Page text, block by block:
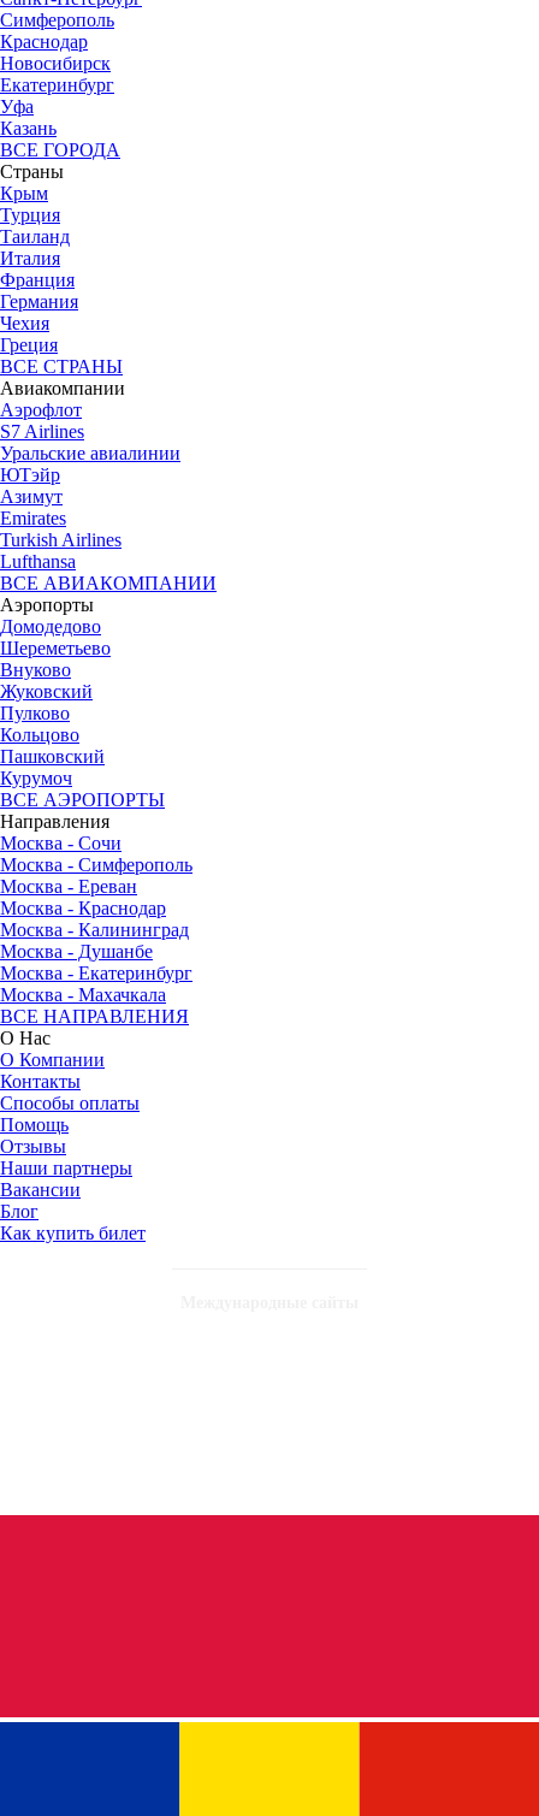
Симферополь
Краснодар
Новосибирск
Екатеринбург
Уфа
Казань
ВСЕ ГОРОДА
Страны
Крым
Турция
Таиланд
Италия
Франция
Германия
Чехия
Греция
ВСЕ СТРАНЫ
Авиакомпании
Аэрофлот
S7 Airlines
Уральские авиалинии
ЮТэйр
Азимут
Emirates
Turkish Airlines
Lufthansa
ВСЕ АВИАКОМПАНИИ
Аэропорты
Домодедово
Шереметьево
Внуково
Жуковский
Пулково
Кольцово
Пашковский
Курумоч
ВСЕ АЭРОПОРТЫ
Направления
Москва - Сочи
Москва - Симферополь
Москва - Ереван
Москва - Краснодар
Москва - Калининград
Москва - Душанбе
Москва - Екатеринбург
Москва - Махачкала
ВСЕ НАПРАВЛЕНИЯ
О Нас
О Компании
Контакты
Способы оплаты
Помощь
Отзывы
Наши партнеры
Вакансии
Блог
Как купить билет